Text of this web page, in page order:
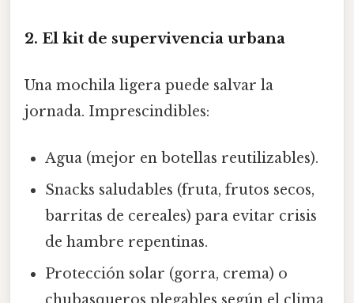
2. El kit de supervivencia urbana
Una mochila ligera puede salvar la
jornada. Imprescindibles:
Agua (mejor en botellas reutilizables).
Snacks saludables (fruta, frutos secos,
barritas de cereales) para evitar crisis
de hambre repentinas.
Protección solar (gorra, crema) o